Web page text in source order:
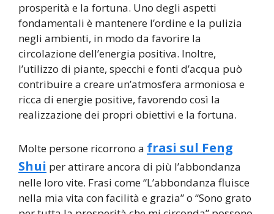
prosperità e la fortuna. Uno degli aspetti
fondamentali è mantenere l’ordine e la pulizia
negli ambienti, in modo da favorire la
circolazione dell’energia positiva. Inoltre,
l’utilizzo di piante, specchi e fonti d’acqua può
contribuire a creare un’atmosfera armoniosa e
ricca di energie positive, favorendo così la
realizzazione dei propri obiettivi e la fortuna.
Molte persone ricorrono a frasi sul Feng
Shui per attirare ancora di più l’abbondanza
nelle loro vite. Frasi come “L’abbondanza fluisce
nella mia vita con facilità e grazia” o “Sono grato